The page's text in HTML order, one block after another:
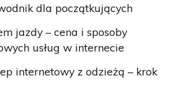
dla początkujących
jazdy – cena i sposoby
usług w internecie
internetowy z odzieżą – krok